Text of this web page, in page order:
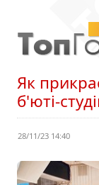
Як
б'юті-
28/11/23 14:40